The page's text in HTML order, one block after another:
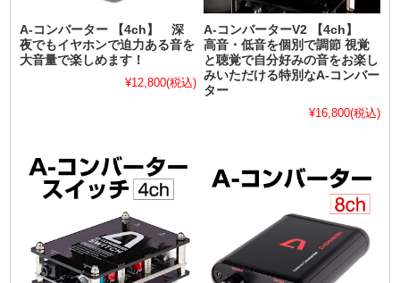
A-コンバーター 【4ch】 深
夜でもイヤホンで迫力ある音を
大音量で楽しめます！
¥12,800(税込)
A-コンバーターV2 【4ch】
高音・低音を個別で調節 視覚
と聴覚で自分好みの音をお楽し
みいただける特別なA-コンバー
ター
¥16,800(税込)